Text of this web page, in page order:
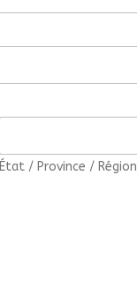
État / Province / Région